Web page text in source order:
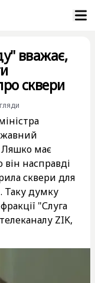
вважає,
сквери
Ляшко має
насправді
сквери для
Таку думку
"Слуга
ZIK,